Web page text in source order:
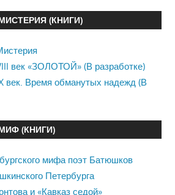
(КНИГИ)
век «ЗОЛОТОЙ» (В разработке)
век. Время обманутых надежд (В
(КНИГИ)
мифа поэт Батюшков
Петербурга
и «Кавказ седой»